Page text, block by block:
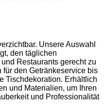
Unsere Auswahl
den täglichen
Restaurants gerecht zu
den Getränkeservice bis
Tischdekoration. Erhältlich
und Materialien, um Ihren
und Professionalität